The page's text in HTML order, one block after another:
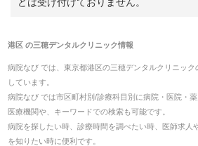
港区の三穂デンタルクリニック情報
病院なび では、 東京都港区の三穂デンタルクリニック
しています。
病院なび では市区町村別/診療科目別に病院・医院・
医療機関や、キーワードでの検索も可能です。
病院を探したい時、診療時間を調べたい時、医師求人
を知りたい時に便利です。